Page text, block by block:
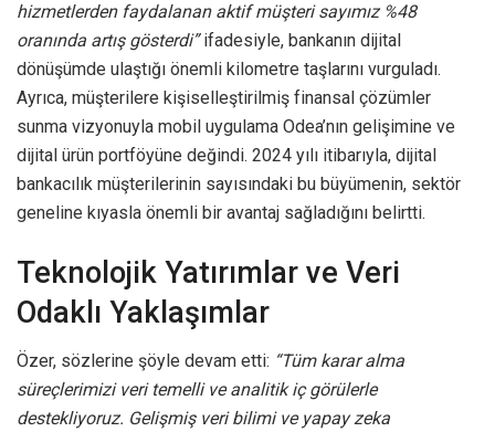
hizmetlerden faydalanan aktif müşteri sayımız %48
oranında artış gösterdi”ifadesiyle, bankanın dijital
dönüşümde ulaştığı önemli kilometre taşlarını vurguladı.
Ayrıca, müşterilere kişiselleştirilmiş finansal çözümler
sunma vizyonuyla mobil uygulama Odea’nın gelişimine ve
dijital ürün portföyüne değindi. 2024 yılı itibarıyla, dijital
bankacılık müşterilerinin sayısındaki bu büyümenin, sektör
geneline kıyasla önemli bir avantaj sağladığını belirtti.
Teknolojik Yatırımlar ve Veri
Odaklı Yaklaşımlar
Özer, sözlerine şöyle devam etti: “Tüm karar alma
süreçlerimizi veri temelli ve analitik iç görülerle
destekliyoruz. Gelişmiş veri bilimi ve yapay zeka